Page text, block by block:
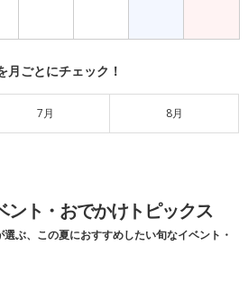
月ごとにチェック！
7月 8月
ント・おでかけトピックス
ぶ、この夏におすすめしたい旬なイベント・